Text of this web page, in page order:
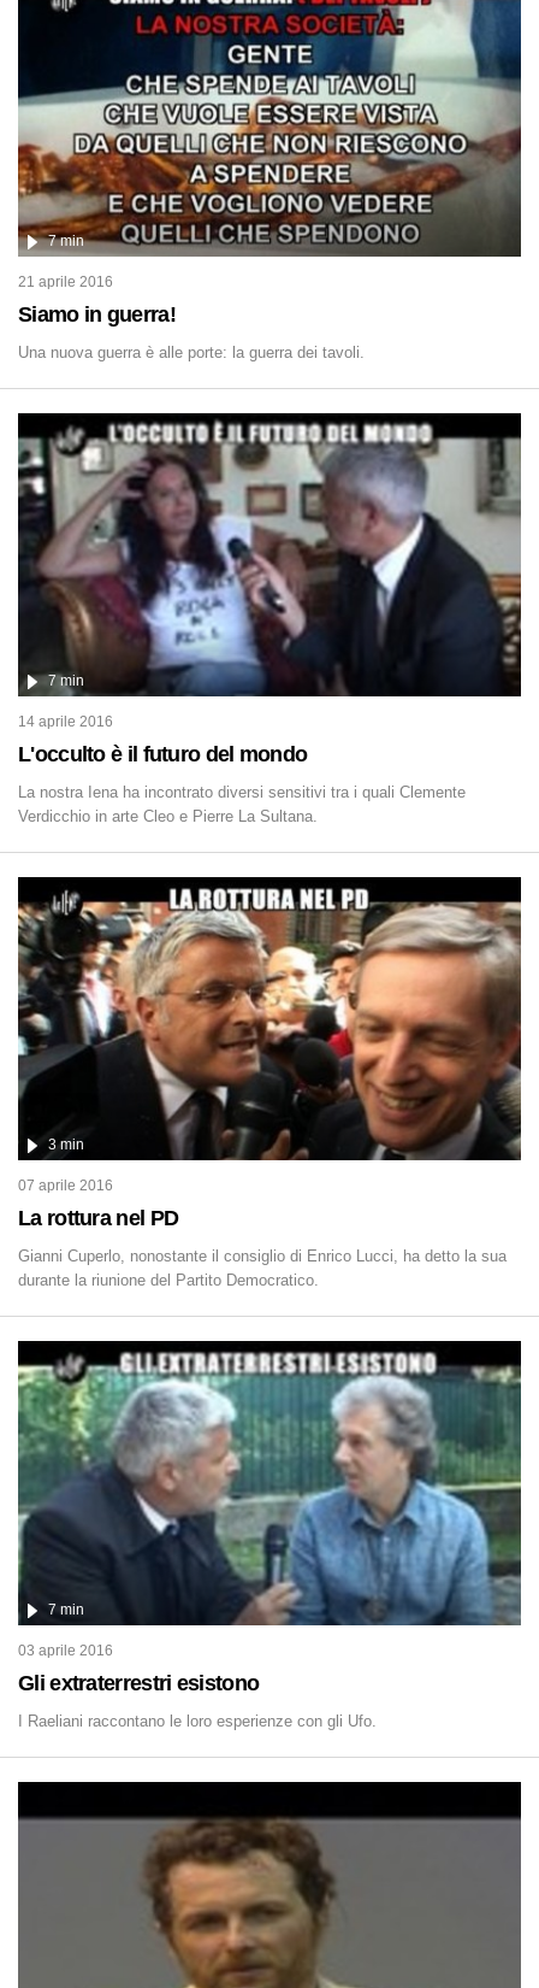
Siamo in guerra!
7 min
21 aprile 2016
Una nuova guerra è alle porte: la guerra dei tavoli.
L'occulto è il futuro del mondo
7 min
14 aprile 2016
La nostra Iena ha incontrato diversi sensitivi tra i quali Clemente
Verdicchio in arte Cleo e Pierre La Sultana.
La rottura nel PD
3 min
07 aprile 2016
Gianni Cuperlo, nonostante il consiglio di Enrico Lucci, ha detto la sua
durante la riunione del Partito Democratico.
Gli extraterrestri esistono
7 min
03 aprile 2016
I Raeliani raccontano le loro esperienze con gli Ufo.